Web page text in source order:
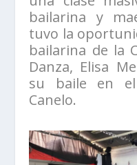
bailarina y
tuvo la
bailarina de la
Danza, Elisa
su baile en el
Canelo.